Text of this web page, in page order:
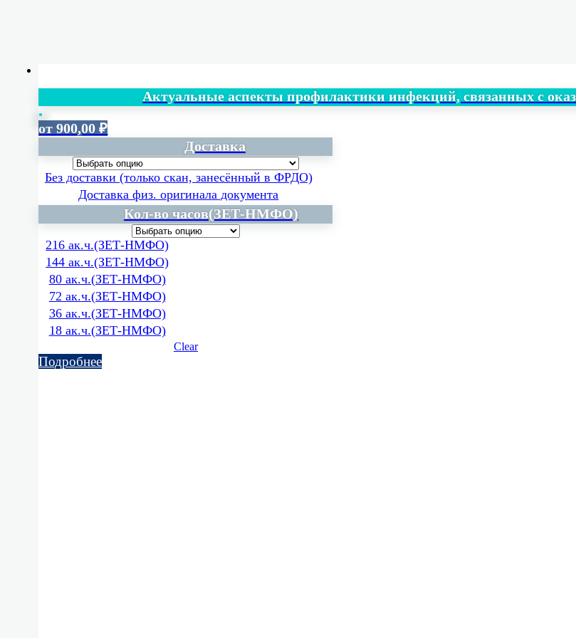
Актуальные аспекты профилактики инфекций, связанных с
от900,00₽
Доставка
Без доставки (только скан, занесённый в ФРДО)
Доставка физ. оригинала документа
Кол-во часов(ЗЕТ-НМФО)
216 ак.ч.(ЗЕТ-НМФО)
144 ак.ч.(ЗЕТ-НМФО)
80 ак.ч.(ЗЕТ-НМФО)
72 ак.ч.(ЗЕТ-НМФО)
36 ак.ч.(ЗЕТ-НМФО)
18 ак.ч.(ЗЕТ-НМФО)
Clear
Подробнее